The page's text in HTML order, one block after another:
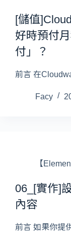
[儲值
好時預付
付」？
前言 在
Facy
【
06_[實作]
內容
前言 如果你提